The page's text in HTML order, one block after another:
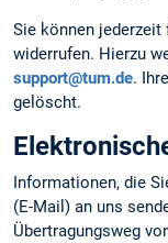
Sie können
widerrufen. Hierzu
support@tum.de.
gelöscht.
Informationen, die
(E-Mail) an uns
Übertragungsweg